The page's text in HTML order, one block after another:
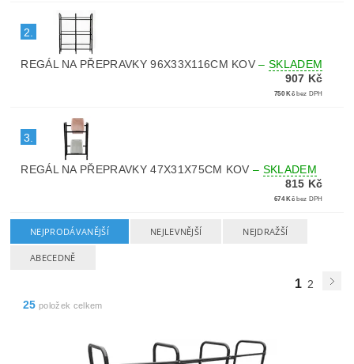
2.
REGÁL NA PŘEPRAVKY 96X33X116CM KOV–SKLADEM
907 Kč
750 Kč bez DPH
3.
REGÁL NA PŘEPRAVKY 47X31X75CM KOV– SKLADEM
815 Kč
674 Kč bez DPH
NEJPRODÁVANĚJŠÍ NEJLEVNĚJŠÍ NEJDRAŽŠÍ
ABECEDNĚ
1 2
25 položek celkem